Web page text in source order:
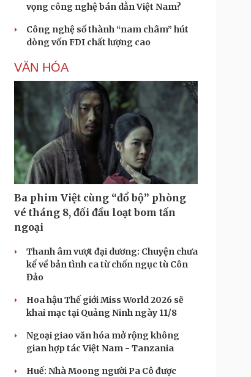
vọng công nghệ bán dẫn Việt Nam?
Công nghệ số thành “nam châm” hút
dòng vốn FDI chất lượng cao
VĂN HÓA
Ba phim Việt cùng “đổ bộ” phòng
vé tháng 8, đối đầu loạt bom tấn
ngoại
Thanh âm vượt đại dương: Chuyện chưa
kể về bản tình ca từ chốn ngục tù Côn
Đảo
Hoa hậu Thế giới Miss World 2026 sẽ
khai mạc tại Quảng Ninh ngày 11/8
Ngoại giao văn hóa mở rộng không
gian hợp tác Việt Nam - Tanzania
Huế: Nhà Moong người Pa Cô được